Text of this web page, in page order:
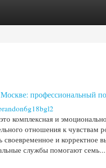
профессиональный
комплексная и
отношения к чувствам
своевременное и
службы помогают семь...